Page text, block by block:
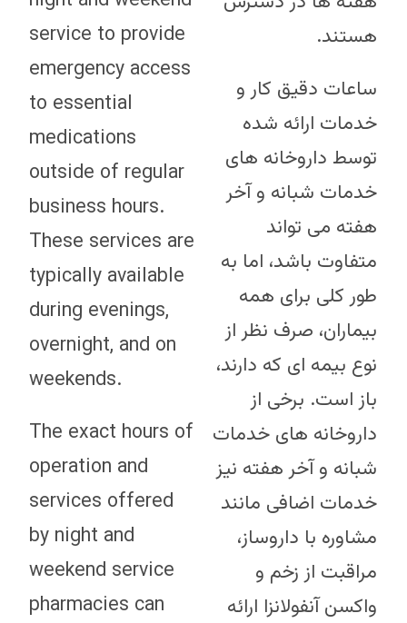
service to provide
emergency access
to essential
medications
outside of regular
business hours.
These services are
typically available
during evenings,
overnight, and on
weekends.
The exact hours of
operation and
services offered
by night and
weekend service
pharmacies can
هستند.
ساعات دقیق کار و
خدمات ارائه شده
توسط داروخانه های
خدمات شبانه و آخر
هفته می تواند
متفاوت باشد، اما به
طور کلی برای همه
بیماران، صرف نظر از
نوع بیمه ای که دارند،
باز است. برخی از
داروخانه های خدمات
شبانه و آخر هفته نیز
خدمات اضافی مانند
مشاوره با داروساز،
مراقبت از زخم و
واکسن آنفولانزا ارائه